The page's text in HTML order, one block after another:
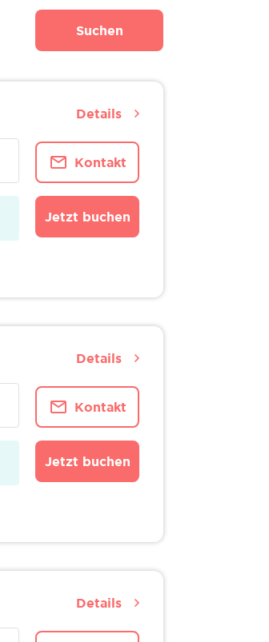
Suchen
Kontakt
Jetzt buchen
Details
Kontakt
Jetzt buchen
Details
Details